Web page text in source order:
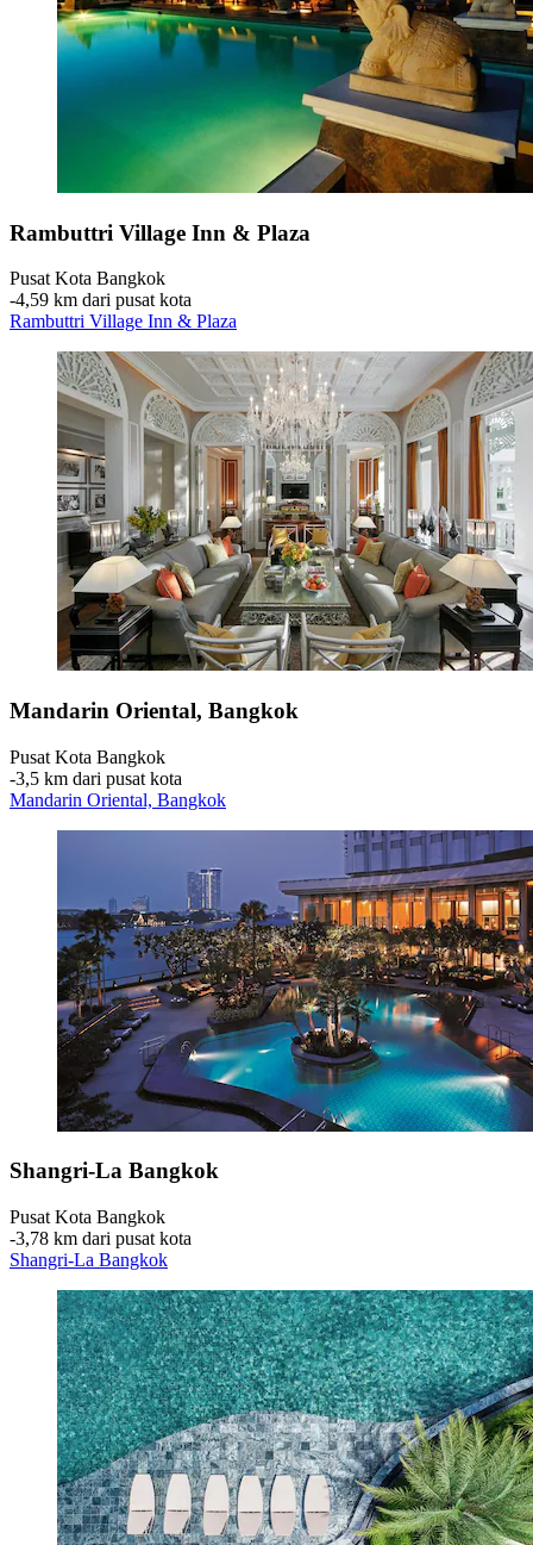
Rambuttri Village Inn & Plaza
Pusat Kota Bangkok
‐4,59 km dari pusat kota
Rambuttri Village Inn & Plaza
Mandarin Oriental, Bangkok
Pusat Kota Bangkok
‐3,5 km dari pusat kota
Mandarin Oriental, Bangkok
Shangri-La Bangkok
Pusat Kota Bangkok
‐3,78 km dari pusat kota
Shangri-La Bangkok